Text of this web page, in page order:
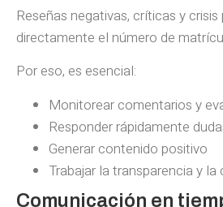
Reseñas negativas, críticas y
directamente el número de
Por eso, es esencial:
Monitorear comentarios y
Responder rápidamente
Generar contenido positivo
Trabajar la transparencia y la
Comunicación en